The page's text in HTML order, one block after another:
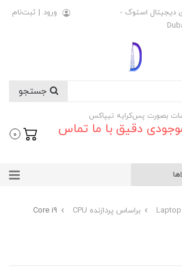
دیجیتال استوک -
ورود | ثبت‌نام
دقیق با ما تماس
0
براساس پردازنده CPU Core i9